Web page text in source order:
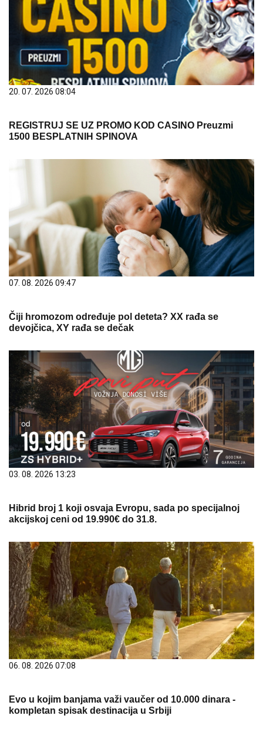
20. 07. 2026 08:04
REGISTRUJ SE UZ PROMO KOD CASINO Preuzmi
1500 BESPLATNIH SPINOVA
07. 08. 2026 09:47
Čiji hromozom određuje pol deteta? XX rađa se
devojčica, XY rađa se dečak
03. 08. 2026 13:23
Hibrid broj 1 koji osvaja Evropu, sada po specijalnoj
akcijskoj ceni od 19.990€ do 31.8.
06. 08. 2026 07:08
Evo u kojim banjama važi vaučer od 10.000 dinara -
kompletan spisak destinacija u Srbiji